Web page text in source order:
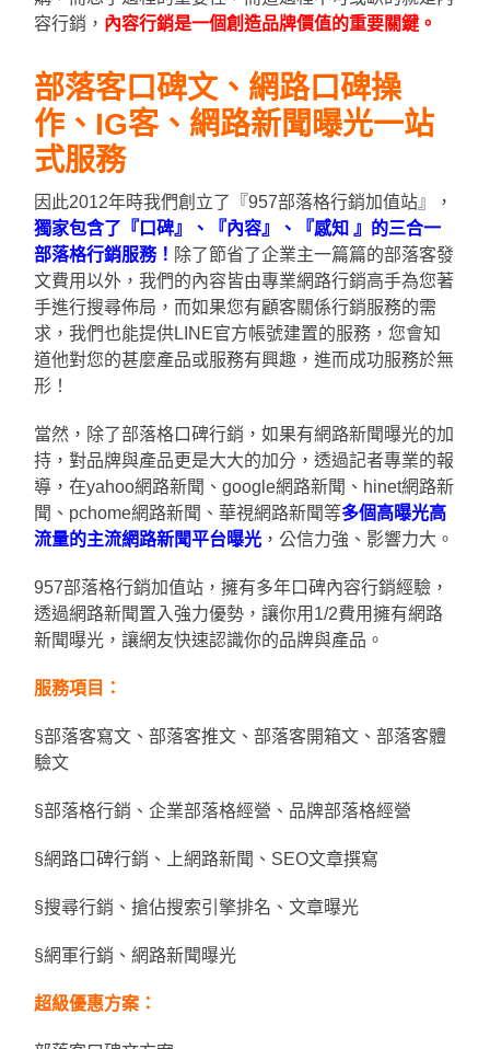
容行銷， 內容行銷是一個創造品牌價值的重要關鍵 。
部落客口碑文、網路口碑操
作、IG客、網路新聞曝光一站
式服務
因此2012年時我們創立了 『957部落格行銷加值站』
，
獨家包含了『口碑』、『內容』、『感知 』的三合一
部落格行銷服務！ 除了節省了企業主一篇篇的部落客發
文費用以外，我們的內容皆由專業網路行銷高手為您著
手進行搜尋佈局，而如果您有顧客關係行銷服務的需
求，我們也能提供LINE官方帳號建置的服務，您會知
道他對您的甚麼產品或服務有興趣，進而成功服務於無
形！
當然，除了部落格口碑行銷，如果有網路新聞曝光的加
持，對品牌與產品更是大大的加分，透過記者專業的報
導，在yahoo網路新聞、google網路新聞、hinet網路新
聞、pchome網路新聞、華視網路新聞等多個高曝光高
流量的主流網路新聞平台曝光 ，公信力強、影響力大。
957部落格行銷加值站，擁有多年口碑內容行銷經驗，
透過網路新聞置入強力優勢，讓你用1/2費用擁有網路
新聞曝光，讓網友快速認識你的品牌與產品。
服務項目：
§部落客寫文、部落客推文、部落客開箱文、部落客體
驗文
§部落格行銷、企業部落格經營、品牌部落格經營
§網路口碑行銷、上網路新聞、SEO文章撰寫
§搜尋行銷、搶佔搜索引擎排名、文章曝光
§網軍行銷、網路新聞曝光
超級優惠方案：